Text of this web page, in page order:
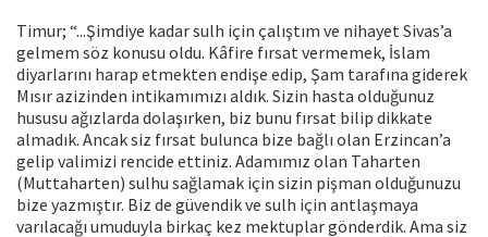
Timur; “...Şimdiye kadar sulh için çalıştım ve nihayet Sivas’a
gelmem söz konusu oldu. Kâfire fırsat vermemek, İslam
diyarlarını harap etmekten endişe edip, Şam tarafına giderek
Mısır azizinden intikamımızı aldık. Sizin hasta olduğunuz
hususu ağızlarda dolaşırken, biz bunu fırsat bilip dikkate
almadık. Ancak siz fırsat bulunca bize bağlı olan Erzincan’a
gelip valimizi rencide ettiniz. Adamımız olan Taharten
(Muttaharten) sulhu sağlamak için sizin pişman olduğunuzu
bize yazmıştır. Biz de güvendik ve sulh için antlaşmaya
varılacağı umuduyla birkaç kez mektuplar gönderdik. Ama siz